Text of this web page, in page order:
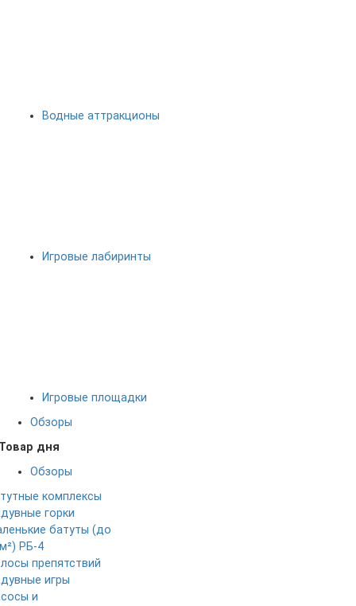
Водные аттракционы
Игровые лабиринты
Игровые площадки
Обзоры
дня
Обзоры
комплексы
горки
батуты (до
РБ-4
препятствий
игры
и